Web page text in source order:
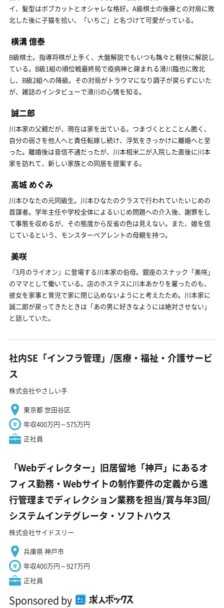
イ、髪型はボブカットとオシャレな格好。A級棋士の後藤との対局に敗
北した後に子猫を拾い、「いちご」と名づけて可愛がっている。
横溝 億泰
B級棋士。指導将棋が上手く、大盤解説でもいつも飄々と軽快に解説し
ている。B級1組の順位戦最終局で疫病神と疎まれる滑川臨也に敗北
し、B級2組への降級。その対局がトラウマになり調子が戻らずにいた
が、雑誌のインタビューで滑川の心情を知る。
誠二郎
川本家の父親だが、現在は家を出ている。つまづくととことん脆く、
自分の弱さを他人へと責任転嫁し続け、浮気をきっかけに離婚へと至
った。離婚後は音信不通だったが、川本相米二が入院した直後に川本
家を訪れて、新しい家族との同居を提案する。
高城 めぐみ
川本ひなたの元同級生。川本ひなたのクラスで行われていたいじめの
首謀者。学年主任や学校全体によるいじめ問題への介入後、謝罪をし
て事態を収めるが、その態度から反省の色は見えない。また、娘を信
じているという、モンスターペアレントの母親を持つ。
美咲
『3月のライオン』に登場する川本家の伯母。銀座のスナック「美咲」
のママとして働いている。店のホステスに川本あかりを雇ったのも、
彼女を家事と育児で家に閉じ込めないようにと考えたため。川本家に
誠二郎が戻ってきたときは「あの男に好きなようには絶対させない」
と話していた。
社内SE「インフラ管理」/医療・福祉・介護サービ
ス
株式会社やさしい手
東京都 世田谷区
年収400万円～575万円
正社員
「Webディレクター」旧居留地「神戸」にあるオ
フィス勤務・Webサイトの制作要件の定義から進
行管理までディレクション業務を担当/賞与年3回/
システムインテグレータ・ソフトハウス
株式会社サイドスリー
兵庫県 神戸市
年収400万円～927万円
正社員
Sponsored by